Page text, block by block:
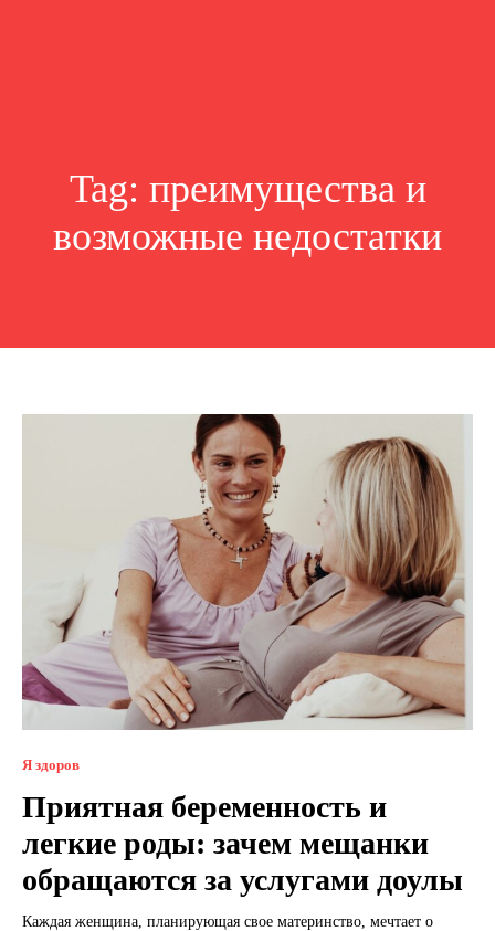
Tag: преимущества и
возможные недостатки
Я здоров
Приятная беременность и
легкие роды: зачем мещанки
обращаются за услугами доулы
Каждая женщина, планирующая свое материнство, мечтает о